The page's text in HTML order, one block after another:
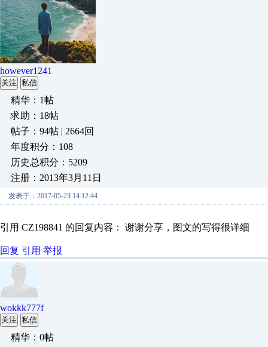
however1241
关注 私信
精华：1帖
求助：18帖
帖子：94帖 | 2664回
年度积分：108
历史总积分：5209
注册：2013年3月11日
发表于：2017-05-23 14:12:44
引用 CZ198841 的回复内容： 谢谢分享，图文的写得很详细
回复 引用 举报
wokkk777f
关注 私信
精华：0帖